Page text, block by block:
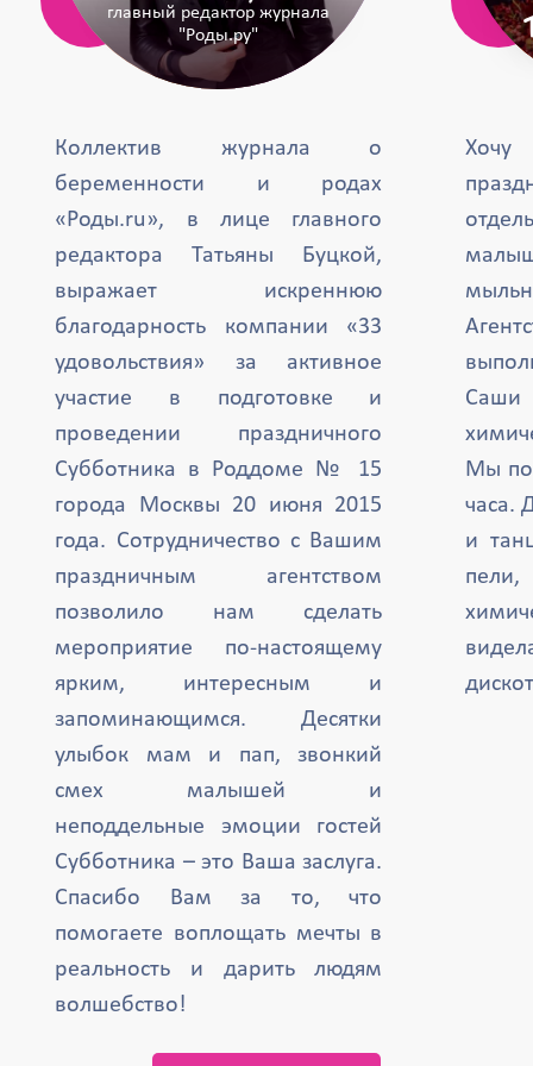
главный редактор журнала
"Роды.ру"
Коллектив журнала о
беременности и родах
«Роды.ru», в лице главного
редактора Татьяны Буцкой,
выражает искреннюю
благодарность компании «33
удовольствия» за активное
участие в подготовке и
проведении праздничного
Субботника в Роддоме № 15
города Москвы 20 июня 2015
года. Сотрудничество с Вашим
праздничным агентством
позволило нам сделать
мероприятие по-настоящему
ярким, интересным и
запоминающимся. Десятки
улыбок мам и пап, звонкий
смех малышей и
неподдельные эмоции гостей
Субботника – это Ваша заслуга.
Спасибо Вам за то, что
помогаете воплощать мечты в
реальность и дарить людям
волшебство!
Саши
Мы
часа.
и